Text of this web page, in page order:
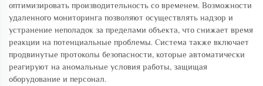
оптимизировать производительность со временем. Возможности
удаленного мониторинга позволяют осуществлять надзор и
устранение неполадок за пределами объекта, что снижает время
реакции на потенциальные проблемы. Система также включает
продвинутые протоколы безопасности, которые автоматически
реагируют на аномальные условия работы, защищая
оборудование и персонал.